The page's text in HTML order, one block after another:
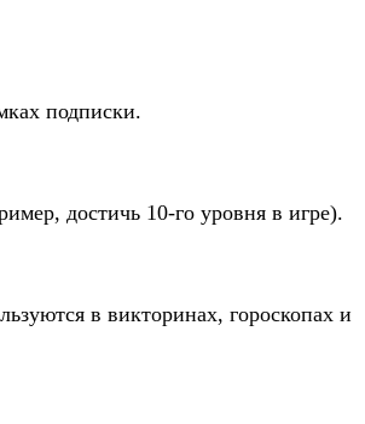
подписки.
достичь 10-го уровня в игре).
в викторинах, гороскопах и